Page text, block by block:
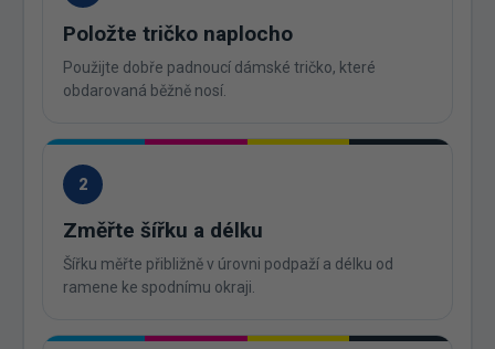
Položte tričko naplocho
Použijte dobře padnoucí dámské tričko, které
obdarovaná běžně nosí.
2
Změřte šířku a délku
Šířku měřte přibližně v úrovni podpaží a délku od
ramene ke spodnímu okraji.